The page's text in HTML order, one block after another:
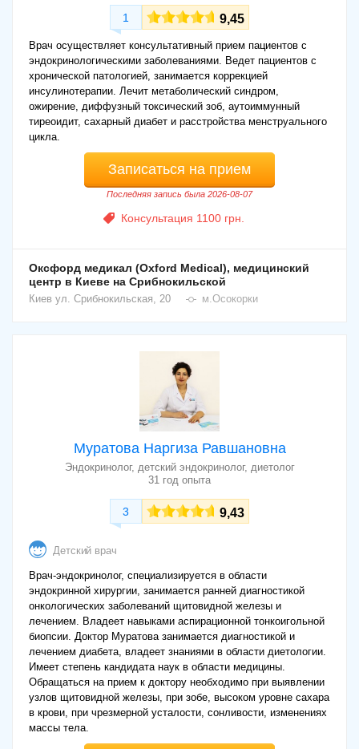
1 9,45
Врач осуществляет консультативный прием пациентов с
эндокринологическими заболеваниями. Ведет пациентов с
хронической патологией, занимается коррекцией
инсулинотерапии. Лечит метаболический синдром,
ожирение, диффузный токсический зоб, аутоиммунный
тиреоидит, сахарный диабет и расстройства менструального
цикла.
Записаться на прием
Последняя запись была 2026-08-07
Консультация 1100 грн.
Оксфорд медикал (Oxford Medical), медицинский
центр в Киеве на Срибнокильской
Киев ул. Срибнокильская, 20 м.Осокорки
Муратова Наргиза Равшановна
Эндокринолог, детский эндокринолог, диетолог
31 год опыта
3 9,43
Детский врач
Врач-эндокринолог, специализируется в области
эндокринной хирургии, занимается ранней диагностикой
онкологических заболеваний щитовидной железы и
лечением. Владеет навыками аспирационной тонкоигольной
биопсии. Доктор Муратова занимается диагностикой и
лечением диабета, владеет знаниями в области диетологии.
Имеет степень кандидата наук в области медицины.
Обращаться на прием к доктору необходимо при выявлении
узлов щитовидной железы, при зобе, высоком уровне сахара
в крови, при чрезмерной усталости, сонливости, изменениях
массы тела.